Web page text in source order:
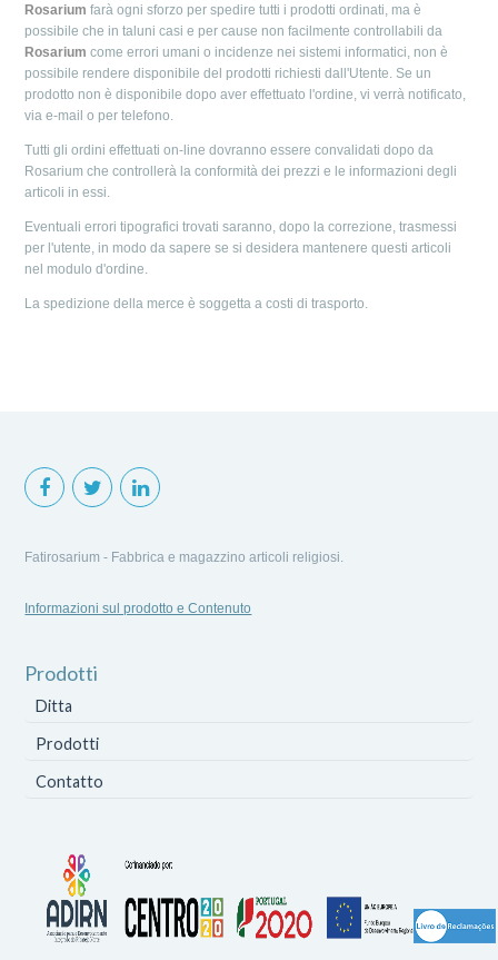
Rosarium farà ogni sforzo per spedire tutti i prodotti ordinati, ma è
possibile che in taluni casi e per cause non facilmente controllabili da
Rosarium come errori umani o incidenze nei sistemi informatici, non è
possibile rendere disponibile del prodotti richiesti dall'Utente. Se un
prodotto non è disponibile dopo aver effettuato l'ordine, vi verrà notificato,
via e-mail o per telefono.
Tutti gli ordini effettuati on-line dovranno essere convalidati dopo da
Rosarium che controllerà la conformità dei prezzi e le informazioni degli
articoli in essi.
Eventuali errori tipografici trovati saranno, dopo la correzione, trasmessi
per l'utente, in modo da sapere se si desidera mantenere questi articoli
nel modulo d'ordine.
La spedizione della merce è soggetta a costi di trasporto.
Fatirosarium - Fabbrica e magazzino articoli religiosi.
Informazioni sul prodotto e Contenuto
Prodotti
Ditta
Prodotti
Contatto